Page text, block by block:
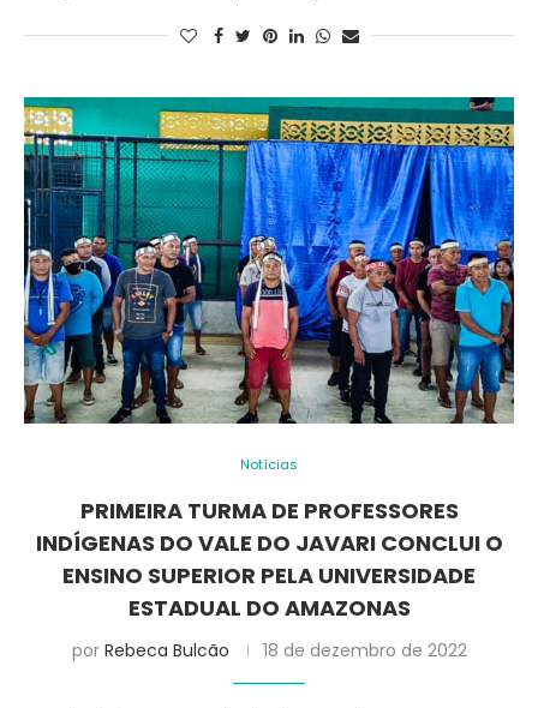
Notícias
PRIMEIRA TURMA DE PROFESSORES
INDÍGENAS DO VALE DO JAVARI CONCLUI O
ENSINO SUPERIOR PELA UNIVERSIDADE
ESTADUAL DO AMAZONAS
por Rebeca Bulcão 18 de dezembro de 2022